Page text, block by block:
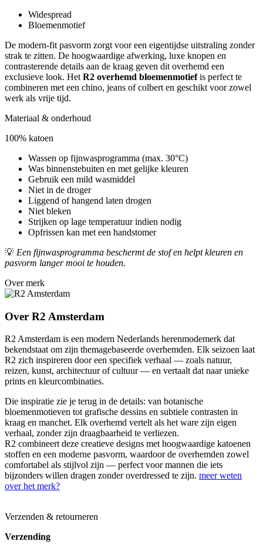
Widespread
Bloemenmotief
De modern-fit pasvorm zorgt voor een eigentijdse uitstraling zonder
strak te zitten. De hoogwaardige afwerking, luxe knopen en
contrasterende details aan de kraag geven dit overhemd een
exclusieve look. Het R2 overhemd bloemenmotiefis perfect te
combineren met een chino, jeans of colbert en geschikt voor zowel
werk als vrije tijd.
Materiaal & onderhoud
100% katoen
Wassen op fijnwasprogramma (max. 30°C)
Was binnenstebuiten en met gelijke kleuren
Gebruik een mild wasmiddel
Niet in de droger
Liggend of hangend laten drogen
Niet bleken
Strijken op lage temperatuur indien nodig
Opfrissen kan met een handstomer
💡 Een fijnwasprogramma beschermt de stof en helpt kleuren en
pasvorm langer mooi te houden.
Over merk
Over R2 Amsterdam
R2 Amsterdam is een modern Nederlands herenmodemerk dat
bekendstaat om zijn themagebaseerde overhemden. Elk seizoen laat
R2 zich inspireren door een specifiek verhaal — zoals natuur,
reizen, kunst, architectuur of cultuur — en vertaalt dat naar unieke
prints en kleurcombinaties.
Die inspiratie zie je terug in de details: van botanische
bloemenmotieven tot grafische dessins en subtiele contrasten in
kraag en manchet. Elk overhemd vertelt als het ware zijn eigen
verhaal, zonder zijn draagbaarheid te verliezen.
R2 combineert deze creatieve designs met hoogwaardige katoenen
stoffen en een moderne pasvorm, waardoor de overhemden zowel
comfortabel als stijlvol zijn — perfect voor mannen die iets
bijzonders willen dragen zonder overdressed te zijn. meer weten
over het merk?
Verzenden & retourneren
Verzending